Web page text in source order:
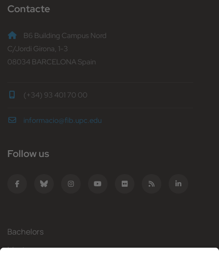
Contacte
B6 Building Campus Nord
C/Jordi Girona, 1-3
08034 BARCELONA Spain
(+34) 93 401 70 00
informacio@fib.upc.edu
Follow us
Bachelors
Masters